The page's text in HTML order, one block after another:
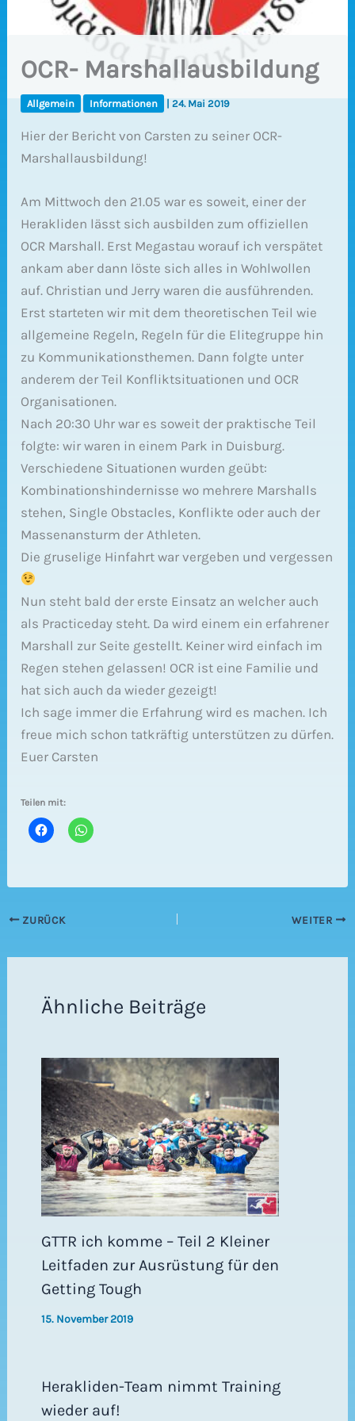
OCR- Marshallausbildung
Allgemein Informationen |24. Mai 2019
Hier der Bericht von Carsten zu seiner OCR-
Marshallausbildung!
Am Mittwoch den 21.05 war es soweit, einer der
Herakliden lässt sich ausbilden zum offiziellen
OCR Marshall. Erst Megastau worauf ich verspätet
ankam aber dann löste sich alles in Wohlwollen
auf. Christian und Jerry waren die ausführenden.
Erst starteten wir mit dem theoretischen Teil wie
allgemeine Regeln, Regeln für die Elitegruppe hin
zu Kommunikationsthemen. Dann folgte unter
anderem der Teil Konfliktsituationen und OCR
Organisationen.
Nach 20:30 Uhr war es soweit der praktische Teil
folgte: wir waren in einem Park in Duisburg.
Verschiedene Situationen wurden geübt:
Kombinationshindernisse wo mehrere Marshalls
stehen, Single Obstacles, Konflikte oder auch der
Massenansturm der Athleten.
Die gruselige Hinfahrt war vergeben und vergessen
Nun steht bald der erste Einsatz an welcher auch
als Practiceday steht. Da wird einem ein erfahrener
Marshall zur Seite gestellt. Keiner wird einfach im
Regen stehen gelassen! OCR ist eine Familie und
hat sich auch da wieder gezeigt!
Ich sage immer die Erfahrung wird es machen. Ich
freue mich schon tatkräftig unterstützen zu dürfen.
Euer Carsten
Teilen mit:
ZURÜCK WEITER
Ähnliche Beiträge
GTTR ich komme – Teil 2 Kleiner
Leitfaden zur Ausrüstung für den
Getting Tough
15. November 2019
Herakliden-Team nimmt Training
wieder auf!